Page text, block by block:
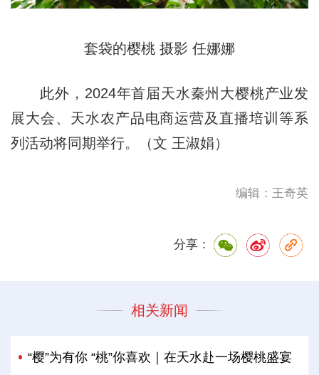
套袋的樱桃 摄影 任娜娜
此外，2024年首届天水秦州大樱桃产业发
展大会、天水农产品电商运营及直播培训等系
列活动将同期举行。（文 王淑娟）
编辑：王奇英
分享：
相关新闻
“樱”为有你 “桃”你喜欢｜在天水赴一场樱桃盛宴